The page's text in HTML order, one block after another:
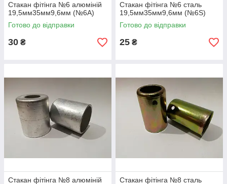
Стакан фітінга №6 алюміній
19,5мм35мм9,6мм (№6A)
Готово до відправки
30 ₴
Стакан фітінга №6 сталь
19,5мм35мм9,6мм (№6S)
Готово до відправки
25 ₴
Стакан фітінга №8 алюміній Стакан фітінга №8 сталь